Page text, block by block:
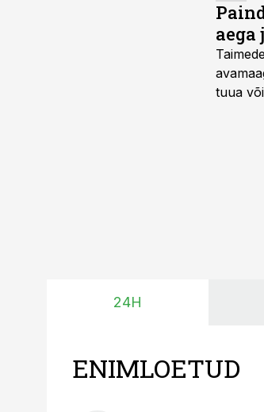
tuua
24H
ENIMLOETUD